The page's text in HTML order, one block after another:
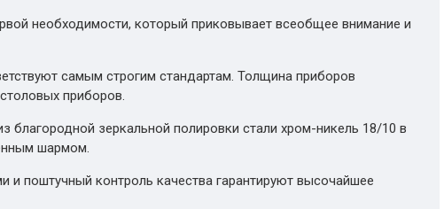
необходимости, который приковывает всеобщее внимание и
самым строгим стандартам. Толщина приборов
приборов.
зеркальной полировки стали хром-никель 18/10 в
шармом.
и поштучный контроль качества гарантируют высочайшее